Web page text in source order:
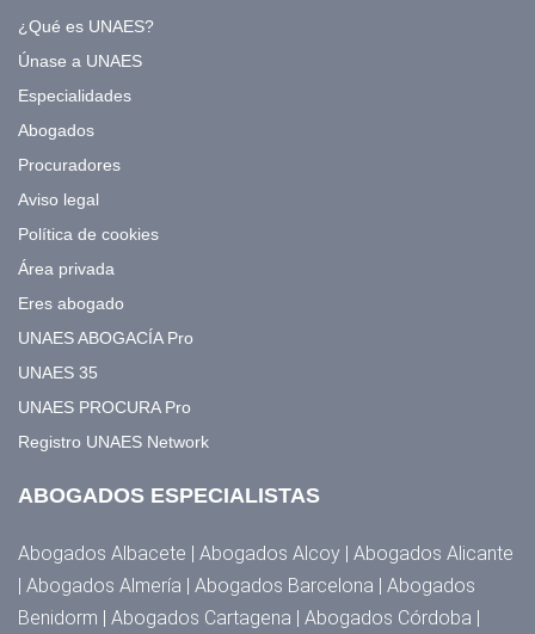
¿Qué es UNAES?
Únase a UNAES
Especialidades
Abogados
Procuradores
Aviso legal
Política de cookies
Área privada
Eres abogado
UNAES ABOGACÍA Pro
UNAES 35
UNAES PROCURA Pro
Registro UNAES Network
ABOGADOS ESPECIALISTAS
Abogados Albacete | Abogados Alcoy | Abogados Alicante
| Abogados Almería | Abogados Barcelona | Abogados
Benidorm | Abogados Cartagena | Abogados Córdoba |